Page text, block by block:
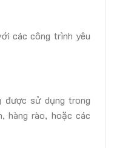
các công trình yêu
được sử dụng trong
hàng rào, hoặc các